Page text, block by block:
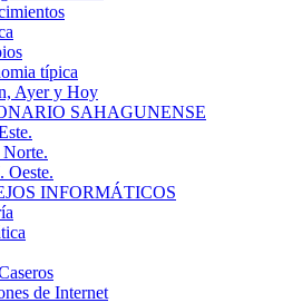
típica
Ayer y Hoy
SAHAGUNENSE
Oeste.
INFORMÁTICOS
de Internet